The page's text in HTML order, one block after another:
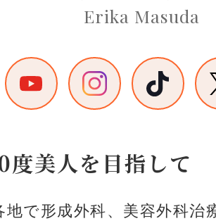
Erika Masuda
度美人を目指して
地で形成外科、美容外科治